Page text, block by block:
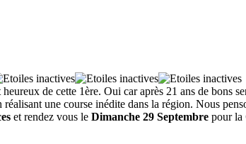
heureux de cette 1ère. Oui car après 21 ans de bons
une course inédite dans la région. Nous
et rendez vous le Dimanche 29 Septembre pour la